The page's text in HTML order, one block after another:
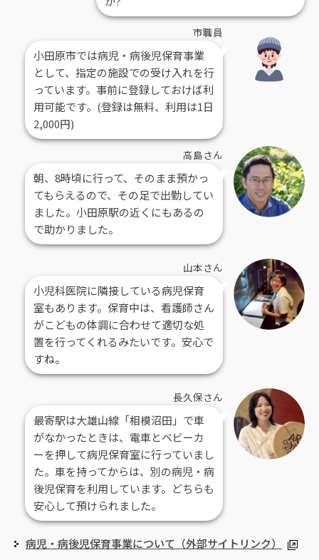
市職員
小田原市では病児・病後児保育事業
として、指定の施設での受け入れを行
っています。事前に登録しておけば利
用可能です。(登録は無料、利用は1日
2,000円)
高島さん
朝、8時頃に行って、そのまま預かっ
てもらえるので、その足で出勤してい
ました。小田原駅の近くにもあるの
で助かりました。
山本さん
小児科医院に隣接している病児保育
室もあります。保育中は、看護師さん
がこどもの体調に合わせて適切な処
置を行ってくれるみたいです。安心で
すね。
長久保さん
最寄駅は大雄山線「相模沼田」で車
がなかったときは、電車とベビーカ
ーを押して病児保育室に行っていまし
た。車を持ってからは、別の病児・病
後児保育を利用しています。どちらも
安心して預けられました。
病児・病後児保育事業について（外部サイトリンク）